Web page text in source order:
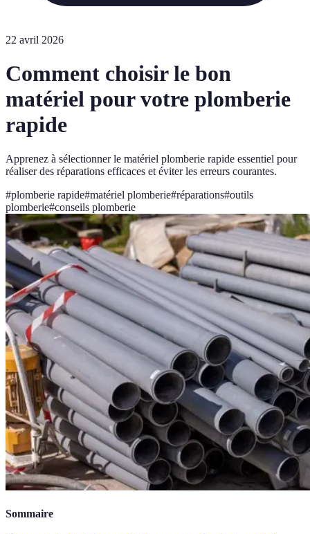
22 avril 2026
Comment choisir le bon
matériel pour votre plomberie
rapide
Apprenez à sélectionner le matériel plomberie rapide essentiel pour
réaliser des réparations efficaces et éviter les erreurs courantes.
#plomberie rapide#matériel plomberie#réparations#outils
plomberie#conseils plomberie
Sommaire